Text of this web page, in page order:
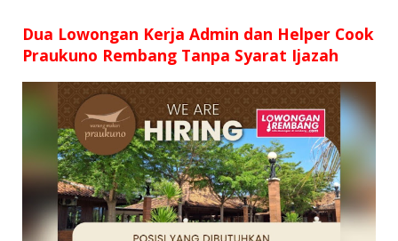
Dua Lowongan Kerja Admin dan Helper Cook
Praukuno Rembang Tanpa Syarat Ijazah